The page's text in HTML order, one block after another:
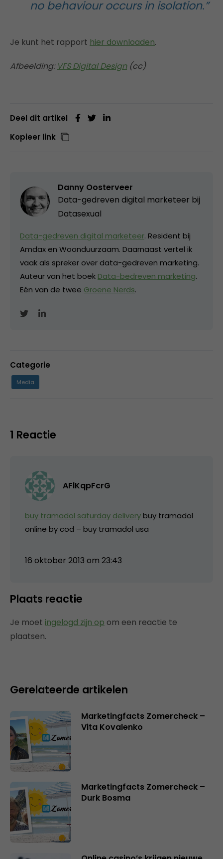
no behaviour occurs in isolation.”
Je kunt het rapport hier downloaden.
Afbeelding: VFS Digital Design(cc)
Deel dit artikel
Kopieer link
Danny Oosterveer
Data-gedreven digital marketeer bij
Datasexual
Data-gedreven digital marketeer. Resident bij
Amdax en Woonduurzaam. Daarnaast vertel ik
vaak als spreker over data-gedreven marketing.
Auteur van het boek Data-bedreven marketing.
Eén van de twee Groene Nerds.
Categorie
Media
1 Reactie
AFlKqpFcrG
buy tramadol saturday deliverybuy tramadol
online by cod – buy tramadol usa
16 oktober 2013 om 23:43
Plaats reactie
Je moet ingelogd zijn op om een reactie te
plaatsen.
Gerelateerde artikelen
Marketingfacts Zomercheck –
Vita Kovalenko
Marketingfacts Zomercheck –
Durk Bosma